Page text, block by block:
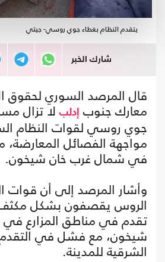
يتقدم النظام بغطاء جوي روسي- جيتي
شارك الخبر
قال المرصد السوري لحقوق
معارك جنوب إدلب لا تزال
جوي روسي لقوات النظام
مواجهة الفصائل المعارضة،
في شمال غرب خان شيخون.
وأشار المرصد إلى أن قوات
الروس يقصفون بشكل مكثف
تقدم في مناطق المزارع
شيخون، مع فشل في التقدم
الشرقية للمدينة.